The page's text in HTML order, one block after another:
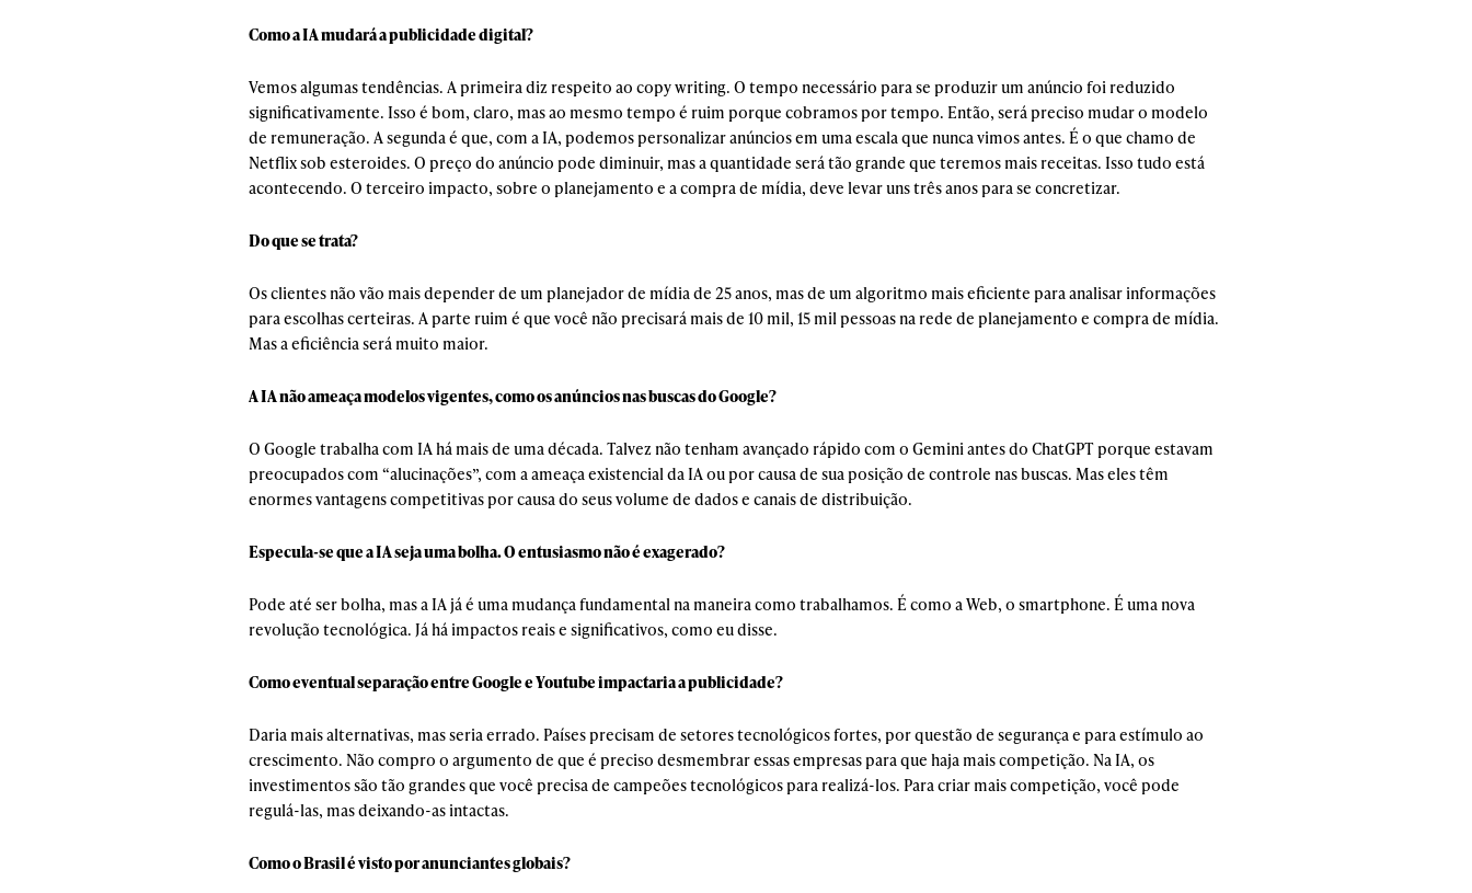
Como a IA mudará a publicidade digital?
Vemos algumas tendências. A primeira diz respeito ao copy writing. O tempo necessário para se produzir um anúncio foi reduzido
significativamente. Isso é bom, claro, mas ao mesmo tempo é ruim porque cobramos por tempo. Então, será preciso mudar o modelo
de remuneração. A segunda é que, com a IA, podemos personalizar anúncios em uma escala que nunca vimos antes. É o que chamo de
Netflix sob esteroides. O preço do anúncio pode diminuir, mas a quantidade será tão grande que teremos mais receitas. Isso tudo está
acontecendo. O terceiro impacto, sobre o planejamento e a compra de mídia, deve levar uns três anos para se concretizar.
Do que se trata?
Os clientes não vão mais depender de um planejador de mídia de 25 anos, mas de um algoritmo mais eficiente para analisar informações
para escolhas certeiras. A parte ruim é que você não precisará mais de 10 mil, 15 mil pessoas na rede de planejamento e compra de mídia.
Mas a eficiência será muito maior.
A IA não ameaça modelos vigentes, como os anúncios nas buscas do Google?
O Google trabalha com IA há mais de uma década. Talvez não tenham avançado rápido com o Gemini antes do ChatGPT porque estavam
preocupados com “alucinações”, com a ameaça existencial da IA ou por causa de sua posição de controle nas buscas. Mas eles têm
enormes vantagens competitivas por causa do seus volume de dados e canais de distribuição.
Especula-se que a IA seja uma bolha. O entusiasmo não é exagerado?
Pode até ser bolha, mas a IA já é uma mudança fundamental na maneira como trabalhamos. É como a Web, o smartphone. É uma nova
revolução tecnológica. Já há impactos reais e significativos, como eu disse.
Como eventual separação entre Google e Youtube impactaria a publicidade?
Daria mais alternativas, mas seria errado. Países precisam de setores tecnológicos fortes, por questão de segurança e para estímulo ao
crescimento. Não compro o argumento de que é preciso desmembrar essas empresas para que haja mais competição. Na IA, os
investimentos são tão grandes que você precisa de campeões tecnológicos para realizá-los. Para criar mais competição, você pode
regulá-las, mas deixando-as intactas.
Como o Brasil é visto por anunciantes globais?